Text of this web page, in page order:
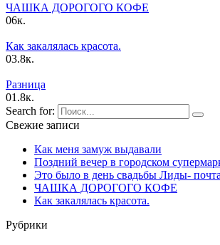
ЧАШКА ДОPОГОГО КОФЕ
06к.
Как закалялась красота.
03.8к.
Pазница
01.8к.
Search for:
Свежие записи
Как меня замуж выдавали
Поздний вечер в городском
Это было в день свадьбы Лиды-
ЧАШКА ДОPОГОГО КОФЕ
Как закалялась красота.
Рубрики